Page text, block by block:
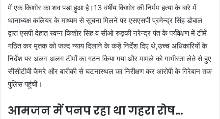
में एक किशोर का शव पड़ा हुआ है।13 वर्षीय किशोर की निर्मम हत्या के बारे में
थानाध्यक्ष कलियर के माध्यम से सूचना मिलने पर एसएसपी प्रमेन्द्र सिंह डोबाल
द्वारा एसपी देहात स्वप्न किशोर सिंह व सीओ रुड़की नरेन्द्र पंत के पर्यवेक्षण में टीमें
गठित कर मृतक को जल्द न्याय दिलाने के कड़े निर्देश दिए थे,उच्च अधिकारियों के
निर्देश पर अलग अलग टीमों का गठन किया गया और मामले को गाभीरता लेते से हुए
सीसीटीवी कैमरे और बारीकी से घटनास्थल का निरीक्षण कर आरोपी के गिरेबान तक
पुलिस पहुंची।
आमजन में पनप रहा था गहरा रोष…